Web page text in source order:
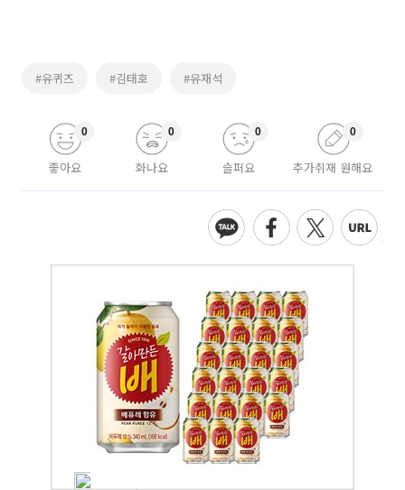
#유퀴즈 #김태호 #유재석
좋아요
0
화나요
0
슬퍼요
0
추가취재 원해요
0